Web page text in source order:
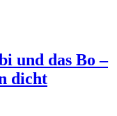
und das Bo –
dicht